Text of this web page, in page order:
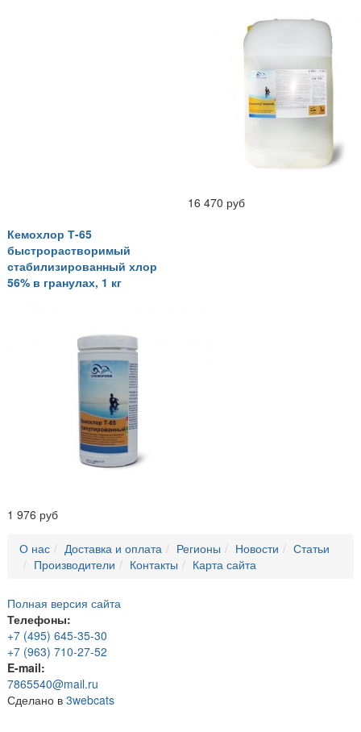
16 470 руб
Кемохлор Т-65
быстрорастворимый
стабилизированный хлор
56% в гранулах, 1 кг
1 976 руб
О нас Доставка и оплата Регионы Новости
Статьи
Производители
Контакты Карта сайта
Полная версия сайта
Телефоны:
+7 (495) 645-35-30
+7 (963) 710-27-52
E-mail:
7865540@mail.ru
Сделано в 3webcats